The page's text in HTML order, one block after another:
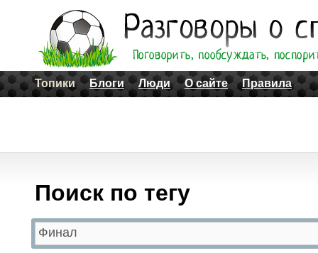
Топики Блоги Люди О сайте Правила
Поиск по тегу